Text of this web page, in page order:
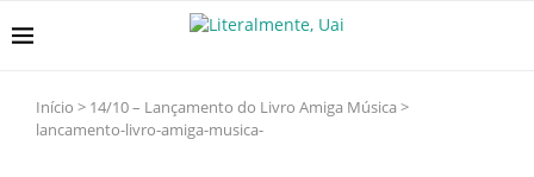
Início > 14/10 – Lançamento do Livro Amiga Música >
lancamento-livro-amiga-musica-